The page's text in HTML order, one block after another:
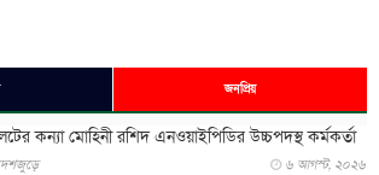
জনপ্রিয়
কন্যা মোহিনী রশিদ এনওয়াইপিডির উচ্চপদস্থ কর্মকর্তা
৬ আগস্ট, ২০২৬